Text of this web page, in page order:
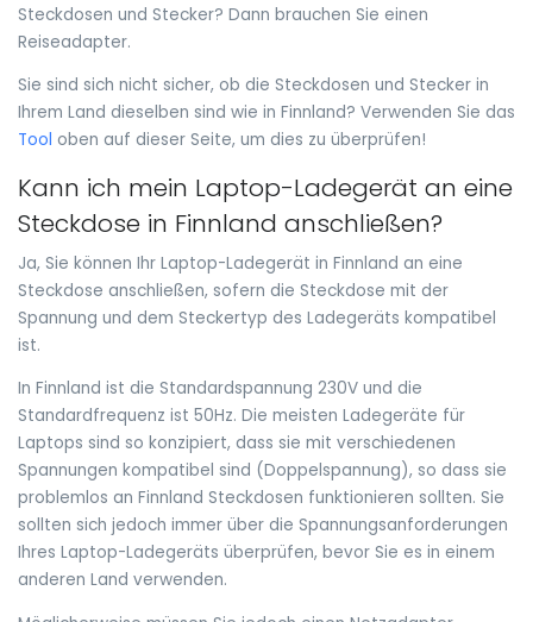
Steckdosen und Stecker? Dann brauchen Sie einen
Reiseadapter.
Sie sind sich nicht sicher, ob die Steckdosen und Stecker in
Ihrem Land dieselben sind wie in Finnland? Verwenden Sie das
Tool oben auf dieser Seite, um dies zu überprüfen!
Kann ich mein Laptop-Ladegerät an eine
Steckdose in Finnland anschließen?
Ja, Sie können Ihr Laptop-Ladegerät in Finnland an eine
Steckdose anschließen, sofern die Steckdose mit der
Spannung und dem Steckertyp des Ladegeräts kompatibel
ist.
In Finnland ist die Standardspannung 230V und die
Standardfrequenz ist 50Hz. Die meisten Ladegeräte für
Laptops sind so konzipiert, dass sie mit verschiedenen
Spannungen kompatibel sind (Doppelspannung), so dass sie
problemlos an Finnland Steckdosen funktionieren sollten. Sie
sollten sich jedoch immer über die Spannungsanforderungen
Ihres Laptop-Ladegeräts überprüfen, bevor Sie es in einem
anderen Land verwenden.